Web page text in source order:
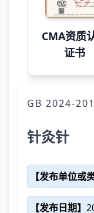
CMA资质
证书
GB 2024-
针灸针
【发布单位或
【发布日期】